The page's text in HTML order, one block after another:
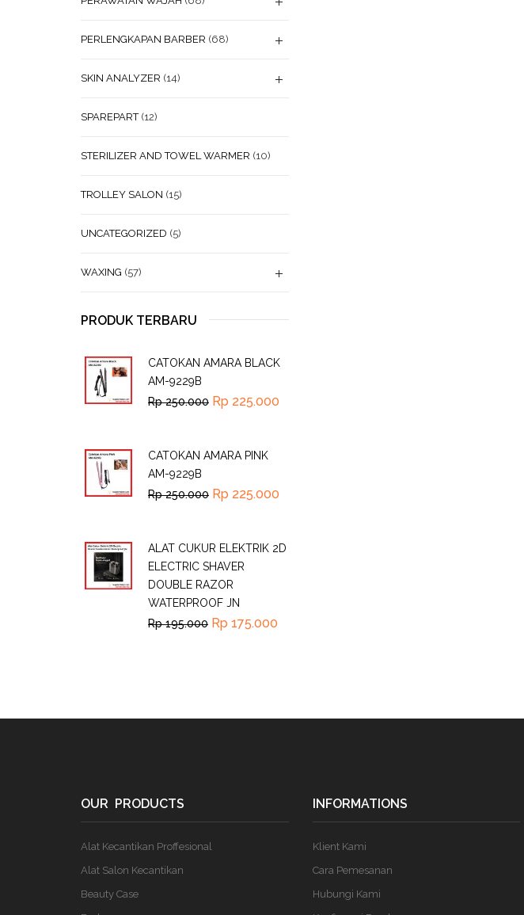
PERLENGKAPAN BARBER (68)
SKIN ANALYZER (14)
SPAREPART (12)
STERILIZER AND TOWEL WARMER (10)
TROLLEY SALON (15)
UNCATEGORIZED (5)
WAXING (57)
PRODUK TERBARU
CATOKAN AMARA BLACK
AM-9229B
Rp250.000 Rp 225.000
CATOKAN AMARA PINK
AM-9229B
Rp250.000 Rp 225.000
ALAT CUKUR ELEKTRIK 2D
ELECTRIC SHAVER
DOUBLE RAZOR
WATERPROOF JN
Rp195.000 Rp 175.000
OUR PRODUCTS
Alat Kecantikan Proffesional
Alat Salon Kecantikan
Beauty Case
INFORMATIONS
Klient Kami
Cara Pemesanan
Hubungi Kami